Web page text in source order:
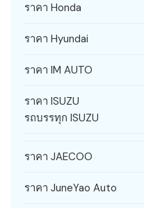
ราคา Honda
ราคา Hyundai
ราคา IM AUTO
ราคา ISUZU
รถบรรทุก ISUZU
ราคา JAECOO
ราคา JuneYao Auto